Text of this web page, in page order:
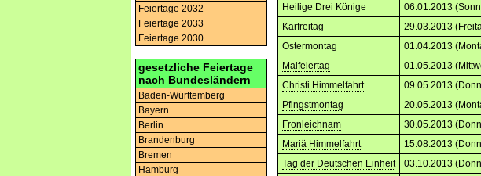
Feiertage 2032
Feiertage 2033
Feiertage 2030
gesetzliche Feiertage
nach Bundesländern
Baden-Württemberg
Bayern
Berlin
Brandenburg
Bremen
Hamburg
Heilige Drei Könige
06.01.2013
Karfreitag
29.03.2013
Ostermontag
01.04.2013
Maifeiertag
01.05.2013
Christi Himmelfahrt
09.05.2013
Pfingstmontag
20.05.2013
Fronleichnam
30.05.2013
Mariä Himmelfahrt
15.08.2013
Tag der Deutschen Einheit
03.10.2013